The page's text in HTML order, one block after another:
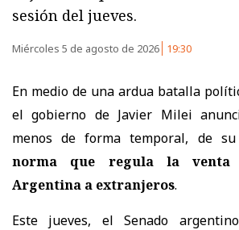
sesión del jueves.
Miércoles 5 de agosto de 2026 19:30
En medio de una ardua batalla
el gobierno de Javier Milei
menos de forma temporal, de su
norma que regula la
Argentina a extranjeros.
Este jueves, el Senado